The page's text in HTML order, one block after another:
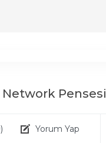
Network Pensesi
Yorum Yap